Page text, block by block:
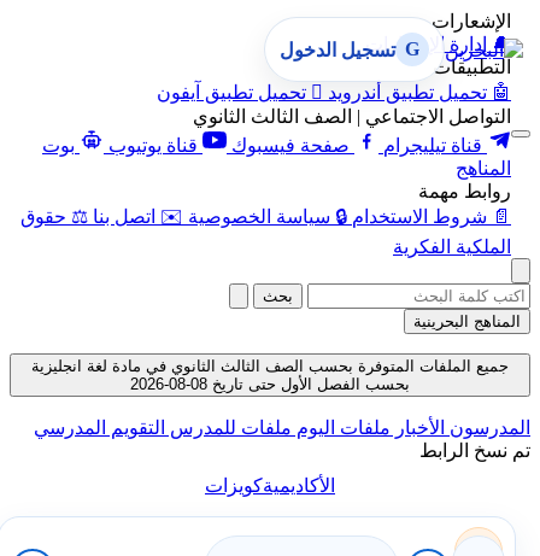
الإشعارات
🔔 إدارة الإشعارات
التطبيقات
🤖 تحميل تطبيق أندرويد  تحميل تطبيق آيفون
التواصل الاجتماعي | الصف الثالث الثانوي
قناة تيليجرام
صفحة فيسبوك قناة يوتيوب
بوت
المناهج
روابط مهمة
📄 شروط الاستخدام 🔒 سياسة الخصوصية ✉️ اتصل بنا ⚖️ حقوق
الملكية الفكرية
G تسجيل الدخول
بحث
المناهج البحرينية
جميع الملفات المتوفرة بحسب الصف الثالث الثانوي في مادة لغة انجليزية
بحسب الفصل الأول حتى تاريخ 08-08-2026
المدرسون الأخبار ملفات اليوم ملفات للمدرس التقويم المدرسي
تم نسخ الرابط
الأكاديميةكويزات